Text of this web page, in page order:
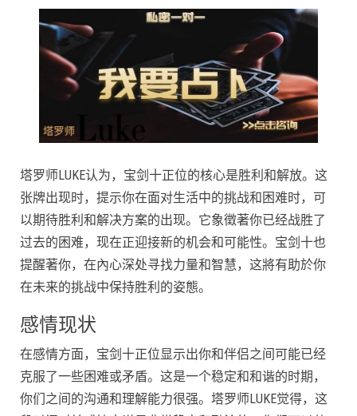
塔罗师LUKE认为，宝剑十正位的核心是胜利和解放。这
张牌出现时，提示你在面对生活中的挑战和困难时，可
以期待胜利和解决方案的出现。它象徵著你已经战胜了
过去的困难，现在正迎接新的机会和可能性。宝剑十也
提醒著你，在內心深处寻找力量和智慧，这將有助於你
在未来的挑战中保持胜利的姿態。
感情现状
在感情方面，宝剑十正位显示出你和伴侣之间可能已经
克服了一些困难或矛盾。这是一个稳定和和谐的时期，
你们之间的沟通和理解能力很强。塔罗师LUKE觉得，这